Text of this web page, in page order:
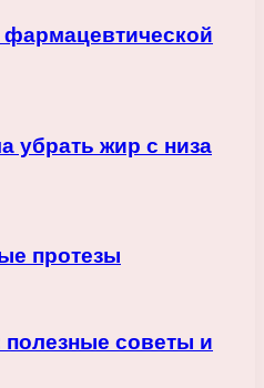
убрать жир с низа
протезы
полезные советы и